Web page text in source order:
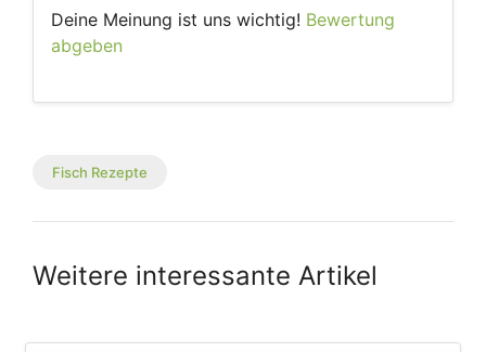
Deine Meinung ist uns wichtig! Bewertung
abgeben
Fisch Rezepte
Weitere interessante Artikel